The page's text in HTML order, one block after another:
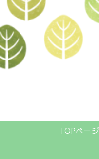
TOPページ